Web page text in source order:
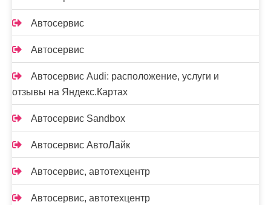
Автосервис
Автосервис
Автосервис Audi: расположение, услуги и
отзывы на Яндекс.Картах
Автосервис Sandbox
Автосервис АвтоЛайк
Автосервис, автотехцентр
Автосервис, автотехцентр